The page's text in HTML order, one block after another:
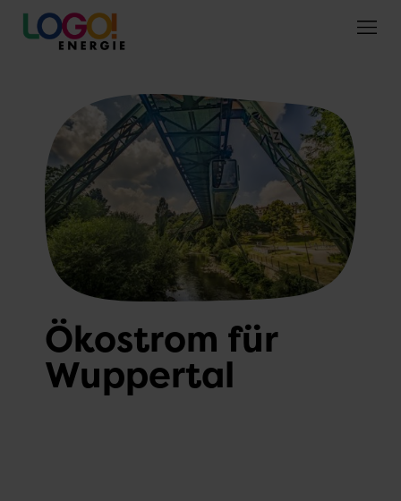
Ökostrom für
Wuppertal